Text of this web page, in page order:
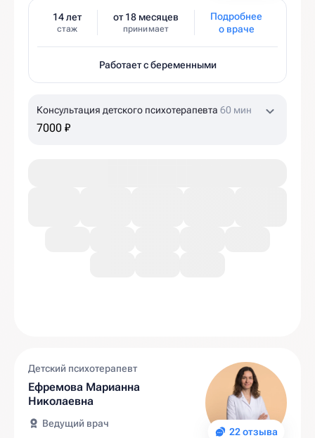
14 лет
стаж
от 18 месяцев
принимает
Подробнее
о враче
Работает с беременными
Консультация детского психотерапевта 60 мин
7000 ₽
22 отзыва
Детский психотерапевт
Ефремова Марианна
Николаевна
Ведущий врач